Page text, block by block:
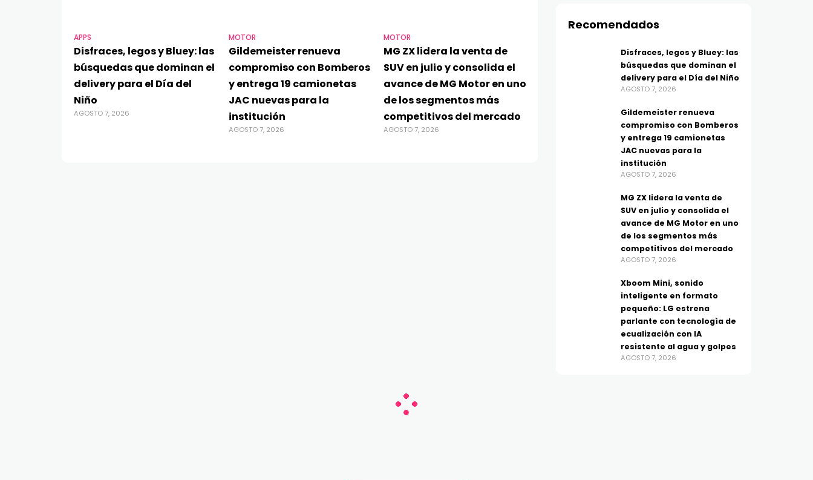
APPS
Disfraces, legos y Bluey: las
búsquedas que dominan el
delivery para el Día del
Niño
AGOSTO 7, 2026
MOTOR
Gildemeister renueva
compromiso con Bomberos
y entrega 19 camionetas
JAC nuevas para la
institución
AGOSTO 7, 2026
MOTOR
MG ZX lidera la venta de
SUV en julio y consolida el
avance de MG Motor en uno
de los segmentos más
competitivos del mercado
AGOSTO 7, 2026
Xboom Mini, sonido
inteligente en formato
pequeño: LG estrena
ecualización con IA
resistente al agua y golpes
Huawei se suma a los
Dobles de Mercado
con buenísimos
AGOSTO 7, 2026
Recomendados
Disfraces, legos y Bluey: las
búsquedas que dominan el
delivery para el Día del Niño
AGOSTO 7, 2026
Gildemeister renueva
compromiso con Bomberos
y entrega 19 camionetas
JAC nuevas para la
institución
AGOSTO 7, 2026
MG ZX lidera la venta de
SUV en julio y consolida el
avance de MG Motor en uno
de los segmentos más
competitivos del mercado
AGOSTO 7, 2026
Xboom Mini, sonido
inteligente en formato
pequeño: LG estrena
parlante con tecnología de
ecualización con IA
resistente al agua y golpes
AGOSTO 7, 2026